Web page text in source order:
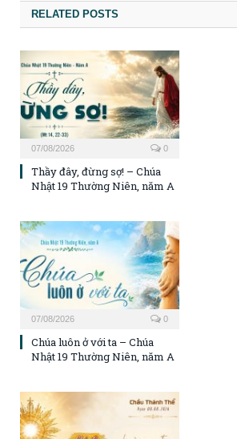
RELATED POSTS
07/08/2026 0
Thầy đây, đừng sợ! – Chúa
Nhật 19 Thường Niên, năm A
07/08/2026 0
Chúa luôn ở với ta – Chúa
Nhật 19 Thường Niên, năm A